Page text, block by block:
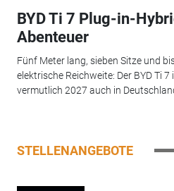
BYD Ti 7 Plug-in-
Abenteuer
Fünf Meter lang, sieben Sitze und
elektrische Reichweite: Der BYD Ti
vermutlich 2027 auch in
STELLENANGEBOTE